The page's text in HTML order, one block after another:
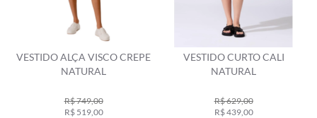
VESTIDO CURTO CALI
NATURAL
R$ 629,00
R$ 439,00
VESTIDO CURTO LINEN
VERDE MILITAR
R$ 690,00
R$ 349,00